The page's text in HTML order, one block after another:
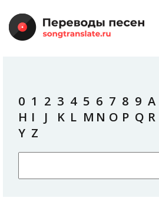
0 1 2 3 4 5 6 7 8 9 A
H I J K L M N O P Q R
Y Z